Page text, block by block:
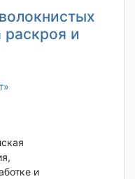
раскроя и
и